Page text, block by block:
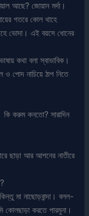
আছে? জোয়ান মর্দা।
গতরে কোল থাহে
ভোদা। এই বয়সে ধোনের
কথা বলা স্বাভাবিক।
ও পোদ নাচিয়ে ঠাপ নিতে
করুম কনতো? সারাদিন
ছাড়া আর আপনের নাতীরে
মা নাছোড়বান্দা। বলল-
করতে পারমুনা।